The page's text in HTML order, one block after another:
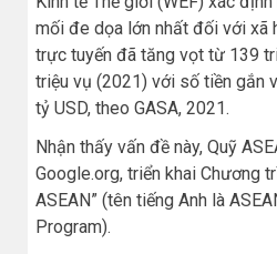
mối đe dọa lớn nhất đối với xã
trực tuyến đã tăng vọt từ 139
triệu vụ (2021) với số tiền gắn
tỷ USD, theo GASA, 2021.
Nhận thấy vấn đề này, Quỹ
Google.org, triển khai Chương
ASEAN” (tên tiếng Anh là
Program).